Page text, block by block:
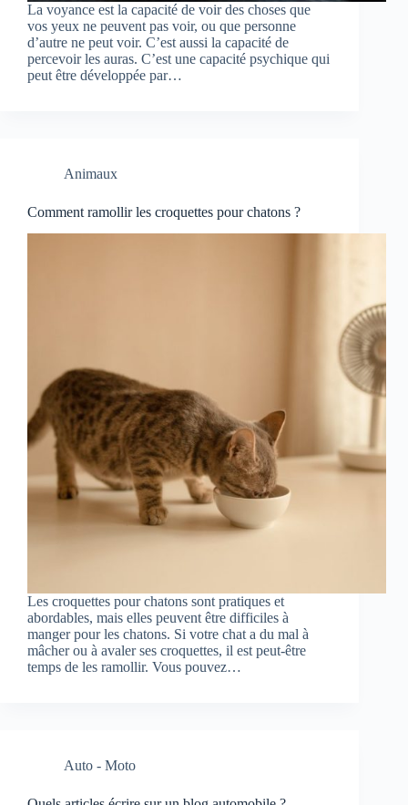
La voyance est la capacité de voir des choses que
vos yeux ne peuvent pas voir, ou que personne
d’autre ne peut voir. C’est aussi la capacité de
percevoir les auras. C’est une capacité psychique qui
peut être développée par…
Animaux
Comment ramollir les croquettes pour chatons ?
Les croquettes pour chatons sont pratiques et
abordables, mais elles peuvent être difficiles à
manger pour les chatons. Si votre chat a du mal à
mâcher ou à avaler ses croquettes, il est peut-être
temps de les ramollir. Vous pouvez…
Auto - Moto